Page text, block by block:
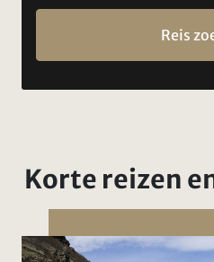
Reis
Korte reizen